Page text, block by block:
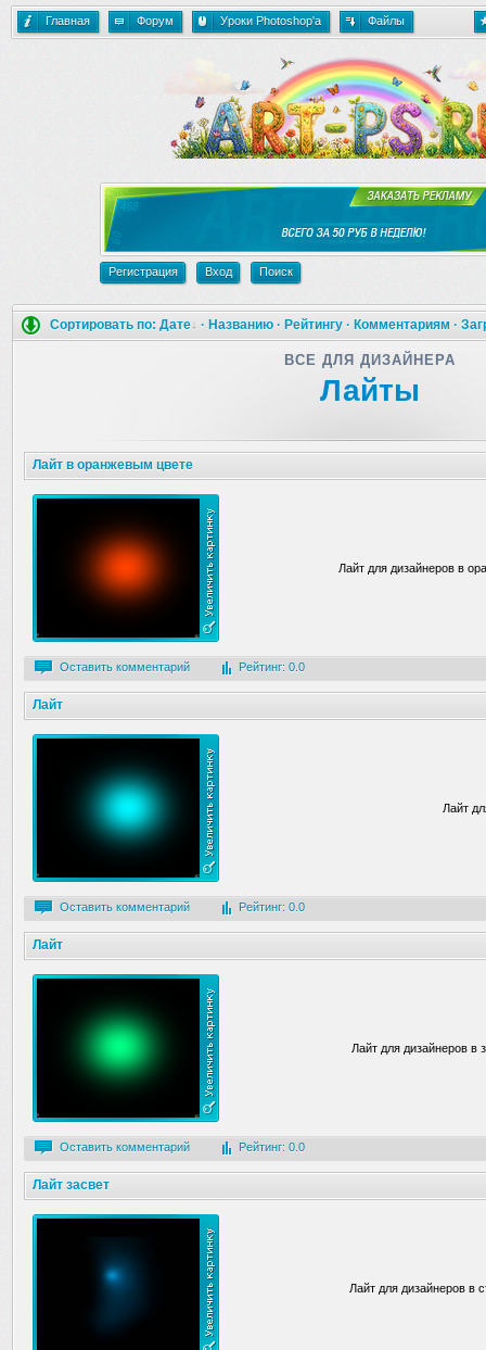
Главная Форум Уроки Photoshop'a Файлы
Регистрация Вход Поиск
Сортировать по: Дате · Названию · Рейтингу · Комментариям ·
ВСЕ ДЛЯ ДИЗАЙНЕРА
Лайты
Лайт в оранжевым цвете
Лайт для дизайнеров в
Оставить комментарий Рейтинг: 0.0
Лайт
Лайт
Оставить комментарий Рейтинг: 0.0
Лайт
Лайт для дизайнеров в
Оставить комментарий Рейтинг: 0.0
Лайт засвет
Лайт для дизайнеров в